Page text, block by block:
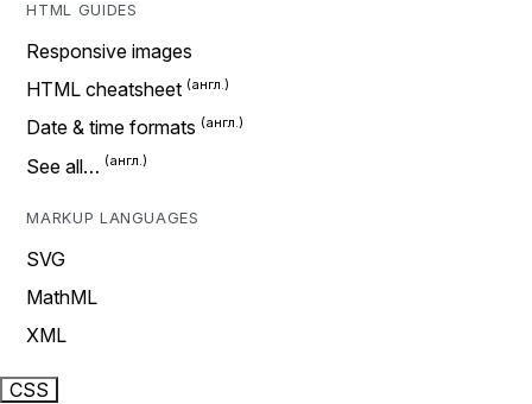
HTML GUIDES
Responsive images
HTML cheatsheet
Date & time formats
See all…
MARKUP LANGUAGES
SVG
MathML
XML
CSS